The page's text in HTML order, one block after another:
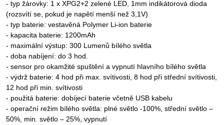
- typ žárovky: 1 x XPG2+2 zelené LED, 1mm indikátorová dioda
(rozsvítí se, pokud je napětí menší než 3,1V)
- typ baterie: vestavěná Polymer Li-ion baterie
- kapacita baterie: 1200mAh
- maximální výstup: 300 Lumenů bílého světla
- doba nabíjení: do 3 hod.
- sensor pro okamžité spuštění a vypnutí hlavního bílého světla
- výdrž baterie: 4 hod při max. svítivosti, 8 hod při střední svítivosti,
12 hod při min. svítivosti
- použitá baterie: dobíjecí baterie včetně USB kabelu
- operační režim bílého světla: plné světlo -100%, střední světlo –
50%, min. světlo – 25%, vypnutí